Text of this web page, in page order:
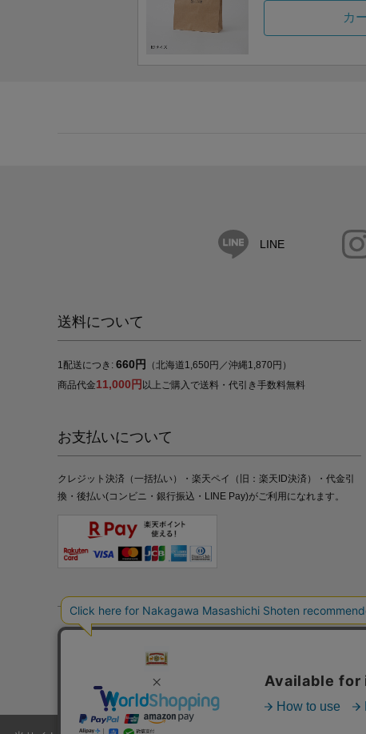
カ
LINE
送料について
1配送につき: 660円
（北海道1,650円／沖縄1,870円）
商品代金11,000円 以上ご購入で送料・代引き手数料無料
お支払いについて
クレジット決済（一括払い）・楽天ペイ（旧：楽天ID決済）・代金引
換・後払い(コンビニ・銀行振込・LINE Pay)がご利用になれます。
プライバシーポリシー